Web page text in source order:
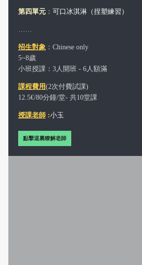
第四單元： 可口冰淇淋（捏塑練習）
招生對象 ：Chinese only
5~8歲
小班授課：3人開班 - 6人額滿
課程費用(2次付費試課)
12.5€/80分鐘/堂- 共10堂課
授課老師:小玉
點擊這裏瞭解老師